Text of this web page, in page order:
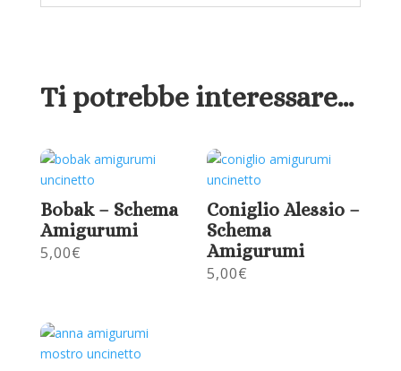
Ti potrebbe interessare…
Bobak – Schema
Amigurumi
5,00€
Coniglio Alessio –
Schema
Amigurumi
5,00€